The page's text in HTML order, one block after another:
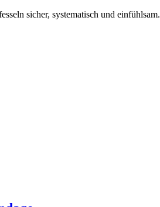
sicher, systematisch und einfühlsam.